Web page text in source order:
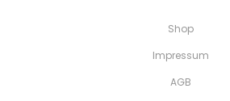
Shop
Impressum
AGB